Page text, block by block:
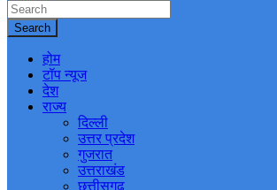
Search
होम
टॉप न्यूज
देश
राज्य
दिल्ली
उत्तर प्रदेश
गुजरात
उत्तराखंड
छत्तीसगढ़